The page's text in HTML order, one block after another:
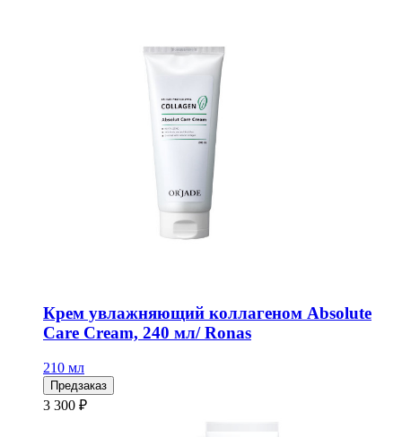
Крем увлажняющий коллагеном Absolute
Care Cream, 240 мл/ Ronas
210 мл
Предзаказ
3 300 ₽